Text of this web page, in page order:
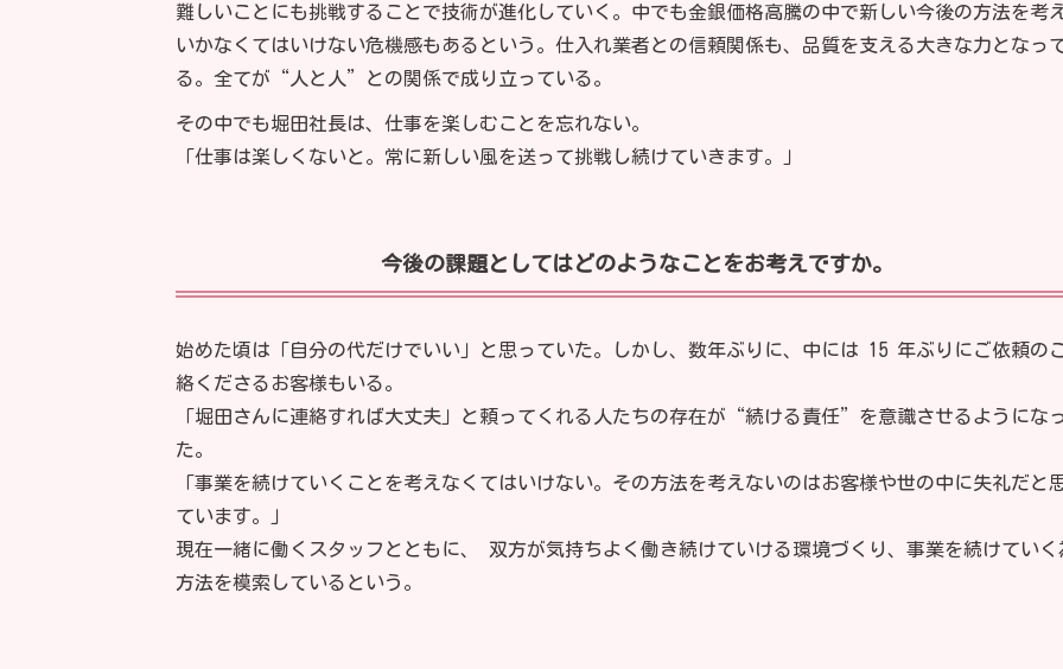
難しいことにも挑戦することで技術が進化していく。中でも金銀価格高騰の中で新しい今後の方法を考
いかなくてはいけない危機感もあるという。仕入れ業者との信頼関係も、品質を支える大きな力となっ
る。全てが“人と人”との関係で成り立っている。
その中でも堀田社長は、仕事を楽しむことを忘れない。
「仕事は楽しくないと。常に新しい風を送って挑戦し続けていきます。」
今後の課題としてはどのようなことをお考えですか。
始めた頃は「自分の代だけでいい」と思っていた。しかし、数年ぶりに、中には 15 年ぶりにご依頼の
絡くださるお客様もいる。
「堀田さんに連絡すれば大丈夫」と頼ってくれる人たちの存在が“続ける責任”を意識させるようにな
た。
「事業を続けていくことを考えなくてはいけない。その方法を考えないのはお客様や世の中に失礼だと
ています。」
現在一緒に働くスタッフとともに、 双方が気持ちよく働き続けていける環境づくり、事業を続けていく
方法を模索しているという。